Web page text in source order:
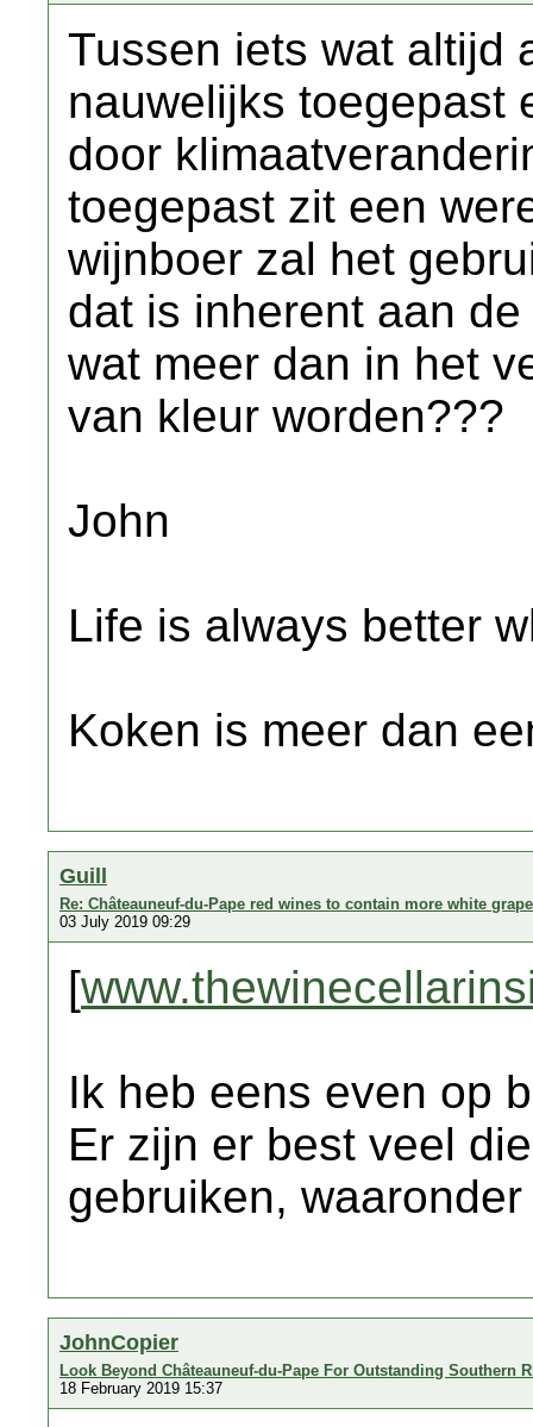
Tussen iets wat altijd
nauwelijks toegepast
door
toegepast zit een
wijnboer zal het
dat is inherent aan
wat meer dan in het
van kleur worden???
John
Life is always better
Koken is meer dan
Guill
Re: Châteauneuf-du-Pape red wines to contain more white
03 July 2019 09:29
[
Ik heb eens even op
Er zijn er best veel
gebruiken,
JohnCopier
Look Beyond Châteauneuf-du-Pape For Outstanding Southern
18 February 2019 15:37